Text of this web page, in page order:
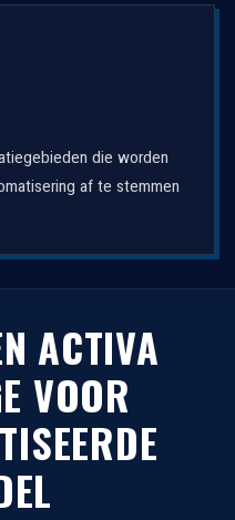
die worden
af te stemmen
ACTIVA
VOOR